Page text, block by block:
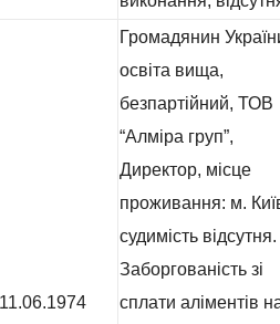
11.06.1974
Громадянин
освіта вища,
безпартійний, ТОВ
“Алміра груп”,
Директор, місце
проживання: м.
судимість відсутня.
Заборгованість зі
сплати аліментів